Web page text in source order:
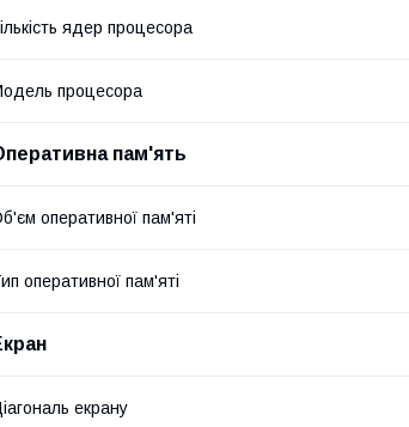
ядер процесора
процесора
пам'ять
оперативної пам'яті
оперативної пам'яті
екрану